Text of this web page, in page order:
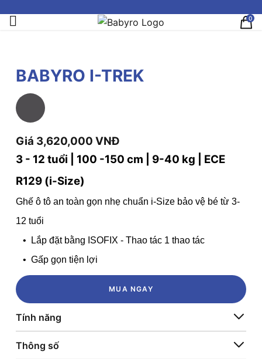
0
BABYRO I-TREK
Giá 3,620,000 VNĐ
3 - 12 tuổi | 100 -150 cm | 9-40 kg | ECE
R129 (i-Size)
Ghế ô tô an toàn gọn nhẹ chuẩn i-Size bảo vệ bé từ 3-
12 tuổi
• Lắp đặt bằng ISOFIX - Thao tác 1 thao tác
• Gấp gọn tiện lợi
MUA NGAY
Tính năng
Thông số